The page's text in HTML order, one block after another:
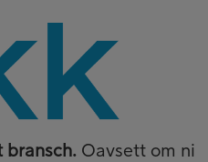
bransch. Oavsett om ni